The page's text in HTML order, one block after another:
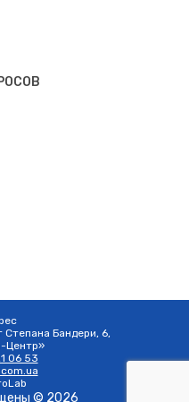
Степана Бандери, 6,
Центр»
06 53
© 2026